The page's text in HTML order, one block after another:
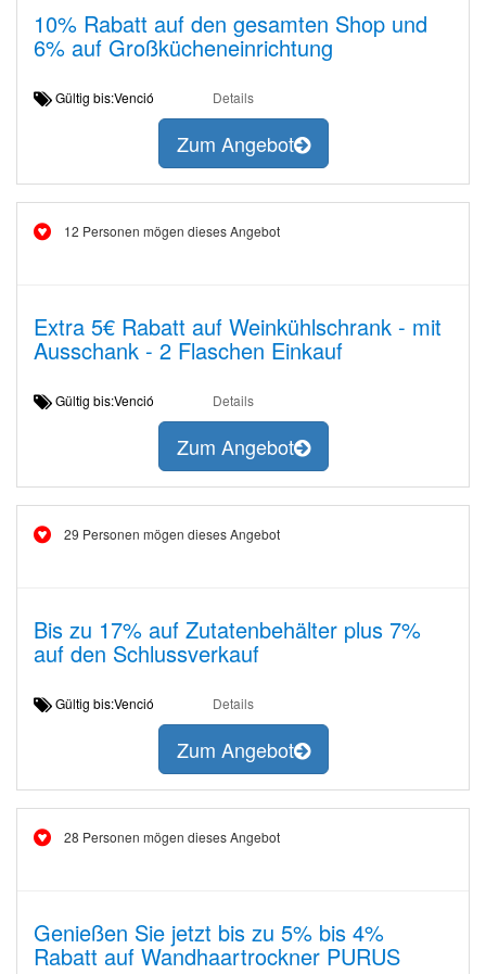
10% Rabatt auf den gesamten Shop und
6% auf Großkücheneinrichtung
Gültig bis:Venció Details
Zum Angebot
12 Personen mögen dieses Angebot
Extra 5€ Rabatt auf Weinkühlschrank - mit
Ausschank - 2 Flaschen Einkauf
Gültig bis:Venció Details
Zum Angebot
29 Personen mögen dieses Angebot
Bis zu 17% auf Zutatenbehälter plus 7%
auf den Schlussverkauf
Gültig bis:Venció Details
Zum Angebot
28 Personen mögen dieses Angebot
Genießen Sie jetzt bis zu 5% bis 4%
Rabatt auf Wandhaartrockner PURUS